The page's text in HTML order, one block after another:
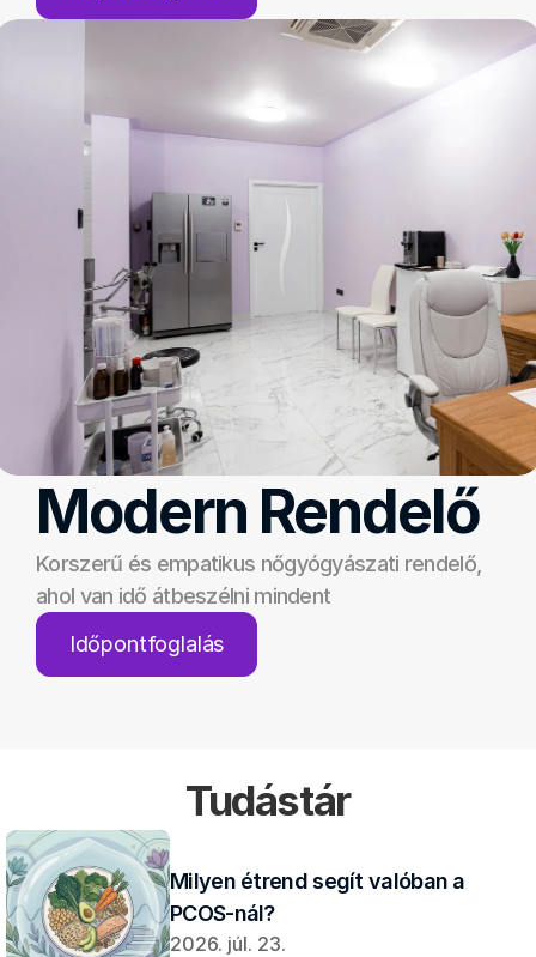
Modern Rendelő
Korszerű és empatikus nőgyógyászati rendelő,
ahol van idő átbeszélni mindent
Időpontfoglalás
Tudástár
Milyen étrend segít valóban a
PCOS-nál?
2026. júl. 23.